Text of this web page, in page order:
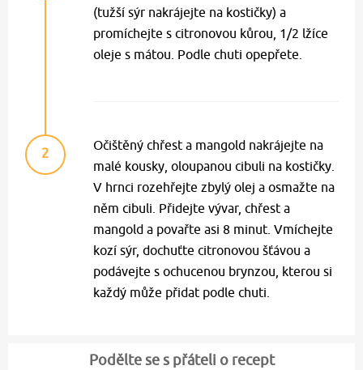
(tužší sýr nakrájejte na kostičky) a
promíchejte s citronovou kůrou, 1/2 lžíce
oleje s mátou. Podle chuti opepřete.
2
Očištěný chřest a mangold nakrájejte na
malé kousky, oloupanou cibuli na kostičky.
V hrnci rozehřejte zbylý olej a osmažte na
něm cibuli. Přidejte vývar, chřest a
mangold a povařte asi 8 minut. Vmíchejte
kozí sýr, dochuťte citronovou šťávou a
podávejte s ochucenou brynzou, kterou si
každý může přidat podle chuti.
Podělte se s přáteli o recept